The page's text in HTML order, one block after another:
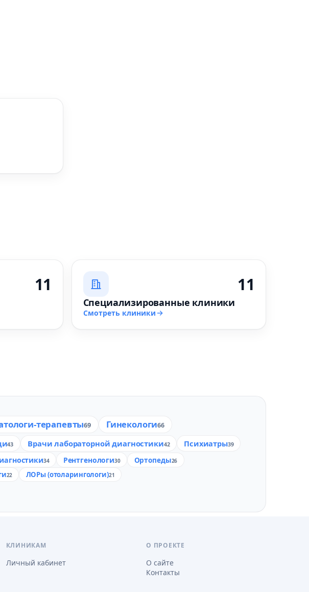
11 11
Специализированные клиники
Смотреть клиники
терапевты69 Гинекологи66
43 Врачи лабораторной диагностики42 Психиатры39
34 Рентгенологи30 Ортопеды26
22 ЛОРы (отоларингологи)21
КЛИНИКАМ
Личный кабинет
О ПРОЕКТЕ
О сайте
Контакты